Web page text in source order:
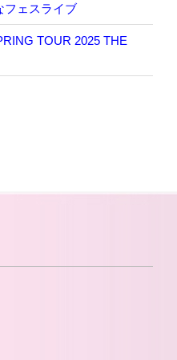
フェスライブ
TOUR 2025 THE